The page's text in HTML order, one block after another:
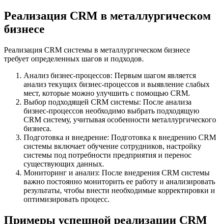
Реализация CRM в металлургическом
бизнесе
Реализация CRM системы в металлургическом бизнесе
требует определенных шагов и подходов.
Анализ бизнес-процессов: Первым шагом является
анализ текущих бизнес-процессов и выявление слабых
мест, которые можно улучшить с помощью CRM.
Выбор подходящей CRM системы: После анализа
бизнес-процессов необходимо выбрать подходящую
CRM систему, учитывая особенности металлургического
бизнеса.
Подготовка и внедрение: Подготовка к внедрению CRM
системы включает обучение сотрудников, настройку
системы под потребности предприятия и перенос
существующих данных.
Мониторинг и анализ: После внедрения CRM системы
важно постоянно мониторить ее работу и анализировать
результаты, чтобы внести необходимые корректировки и
оптимизировать процесс.
Примеры успешной реализации CRM